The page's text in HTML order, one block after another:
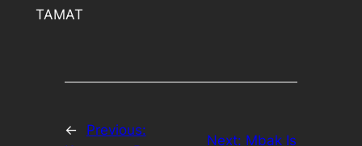
TAMAT
←
Previous:
Next: Mbak Is